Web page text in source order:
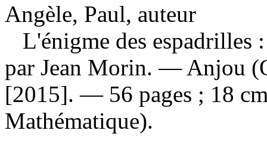
Angèle, Paul, auteur
L'énigme des espadrilles
par Jean Morin. — Anjou
[2015]. — 56 pages ; 18
Mathématique).